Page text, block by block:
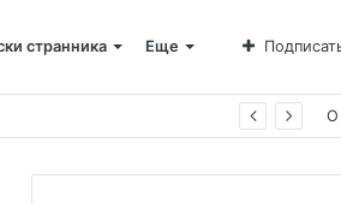
странника Еще
О